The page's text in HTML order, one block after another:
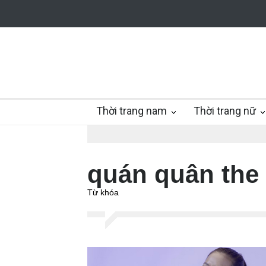
Thời trang nam Thời trang nữ
quán quân the
Từ khóa